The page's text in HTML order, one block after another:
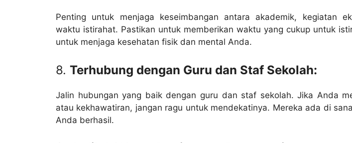
Penting untuk menjaga keseimbangan antara akademik, kegiatan
waktu istirahat. Pastikan untuk memberikan waktu yang cukup untuk
untuk menjaga kesehatan fisik dan mental Anda.
8. Terhubung dengan Guru dan Staf Sekolah:
Jalin hubungan yang baik dengan guru dan staf sekolah. Jika Anda
atau kekhawatiran, jangan ragu untuk mendekatinya. Mereka ada di
Anda berhasil.